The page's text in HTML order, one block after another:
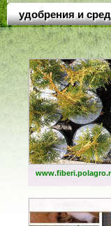
удобрения и